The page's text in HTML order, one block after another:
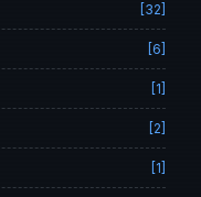
[32]
[6]
[1]
[2]
[1]